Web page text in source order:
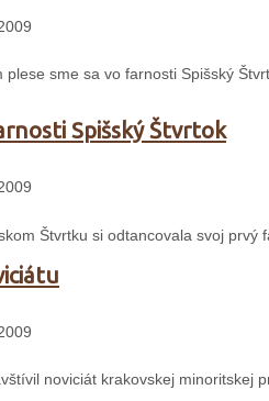
plese sme sa vo farnosti Spišský
Spišský Štvrtok
Štvrtku si odtancovala svoj
noviciát krakovskej minoritskej